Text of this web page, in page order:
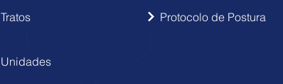
Tratos
Unidades
Protocolo de Postura